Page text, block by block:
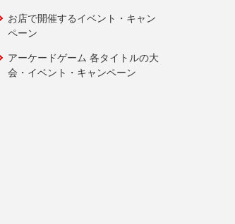
お店で開催するイベント・キャン
ペーン
アーケードゲーム 各タイトルの大
会・イベント・キャンペーン